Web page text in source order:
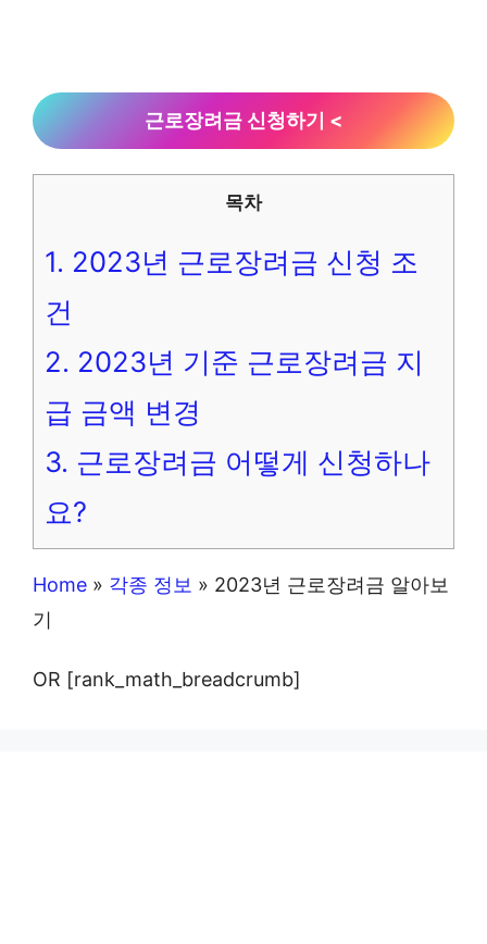
근로장려금 신청하기 <
목차
1. 2023년 근로장려금 신청 조
건
2. 2023년 기준 근로장려금 지
급 금액 변경
3. 근로장려금 어떻게 신청하나
요?
Home » 각종 정보 » 2023년 근로장려금 알아보
기
OR [rank_math_breadcrumb]